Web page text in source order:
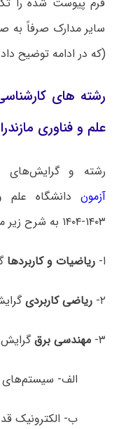
سایر مدارک صرفاً به
(که در ادامه توضیح
علم و فناوری
رشته و گرایش‌های
آزمون دانشگاه
۱۴۰۳-۱۴۰۴ به شرح زیر می‌باشند:
ا-ریاضیات و کاربردها
۲- ریاضی کاربردی
۳- مهندسی برق
الف-
ب- الکترونیک